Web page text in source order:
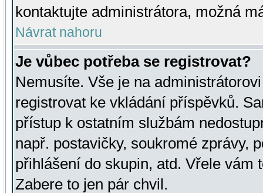
kontaktujte administrátora, možná
Návrat nahoru
Je vůbec potřeba se registrovat?
Nemusíte. Vše je na
registrovat ke vkládání příspěvků.
přístup k ostatním službám
např. postavičky, soukromé zprávy,
přihlášení do skupin, atd. Vřele vám
Zabere to jen pár chvil.